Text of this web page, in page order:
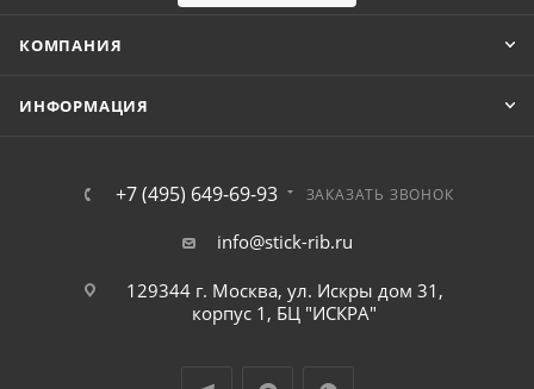
КОМПАНИЯ
ИНФОРМАЦИЯ
+7 (495) 649-69-93 ЗАКАЗАТЬ ЗВОНОК
info@stick-rib.ru
129344 г. Москва, ул. Искры дом 31,
корпус 1, БЦ "ИСКРА"